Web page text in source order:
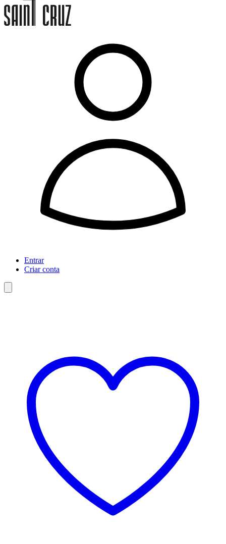
Entrar
Criar conta